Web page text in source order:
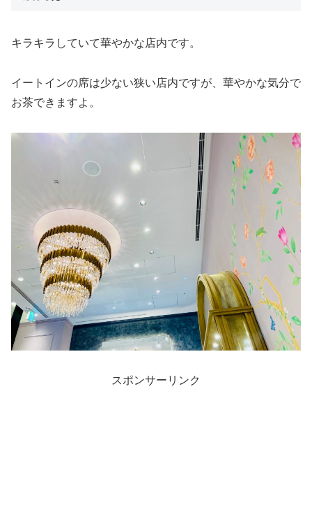
キラキラしていて華やかな店内です。
イートインの席は少ない狭い店内ですが、華やかな気分で
お茶できますよ。
スポンサーリンク